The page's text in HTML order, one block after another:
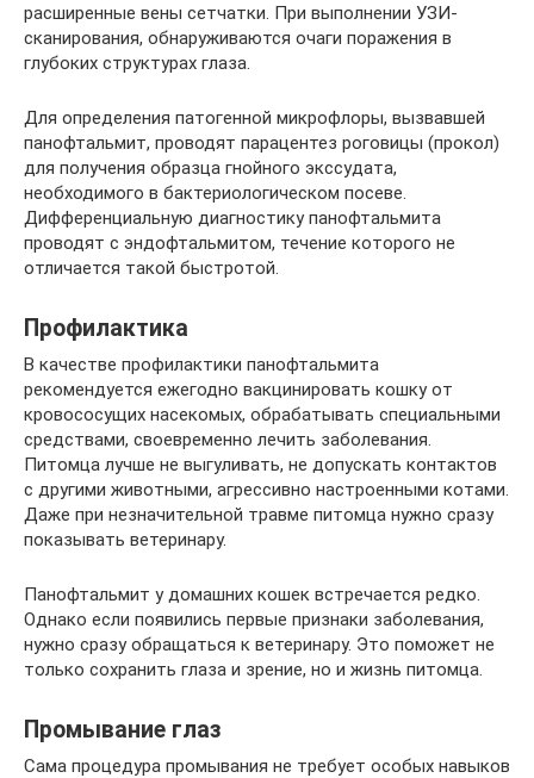
расширенные вены сетчатки. При выполнении УЗИ-
сканирования, обнаруживаются очаги поражения в
глубоких структурах глаза.
Для определения патогенной микрофлоры, вызвавшей
панофтальмит, проводят парацентез роговицы (прокол)
для получения образца гнойного экссудата,
необходимого в бактериологическом посеве.
Дифференциальную диагностику панофтальмита
проводят с эндофтальмитом, течение которого не
отличается такой быстротой.
Профилактика
В качестве профилактики панофтальмита
рекомендуется ежегодно вакцинировать кошку от
кровососущих насекомых, обрабатывать специальными
средствами, своевременно лечить заболевания.
Питомца лучше не выгуливать, не допускать контактов
с другими животными, агрессивно настроенными котами.
Даже при незначительной травме питомца нужно сразу
показывать ветеринару.
Панофтальмит у домашних кошек встречается редко.
Однако если появились первые признаки заболевания,
нужно сразу обращаться к ветеринару. Это поможет не
только сохранить глаза и зрение, но и жизнь питомца.
Промывание глаз
Сама процедура промывания не требует особых навыков